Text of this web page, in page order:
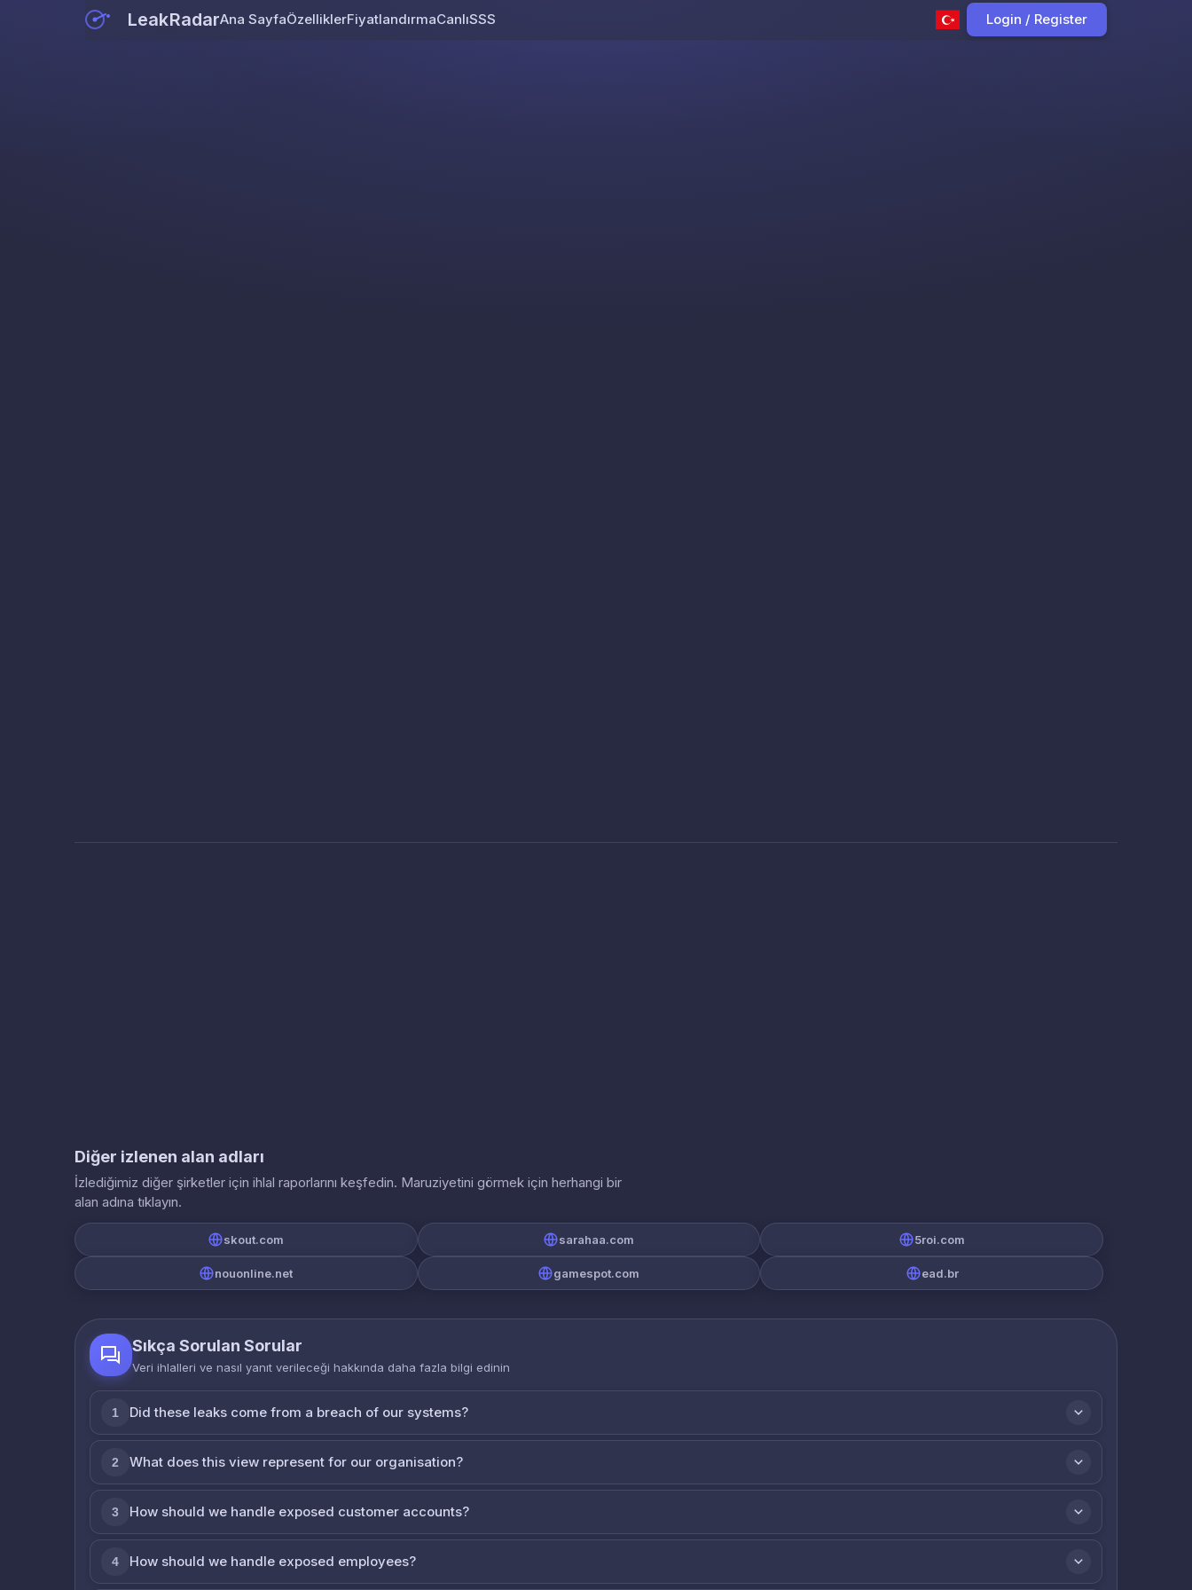
LeakRadarAna SayfaÖzelliklerFiyatlandırmaCanlıSSS Login / Register
Diğer izlenen alan adları
İzlediğimiz diğer şirketler için ihlal raporlarını keşfedin. Maruziyetini görmek için herhangi bir
alan adına tıklayın.
skout.com sarahaa.com 5roi.com
nouonline.net gamespot.com ead.br
Sıkça Sorulan Sorular
Veri ihlalleri ve nasıl yanıt verileceği hakkında daha fazla bilgi edinin
1 Did these leaks come from a breach of our systems?
2 What does this view represent for our organisation?
3 How should we handle exposed customer accounts?
4 How should we handle exposed employees?